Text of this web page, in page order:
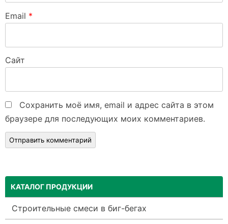
Email *
Сайт
Сохранить моё имя, email и адрес сайта в этом
браузере для последующих моих комментариев.
КАТАЛОГ ПРОДУКЦИИ
Строительные смеси в биг-бегах